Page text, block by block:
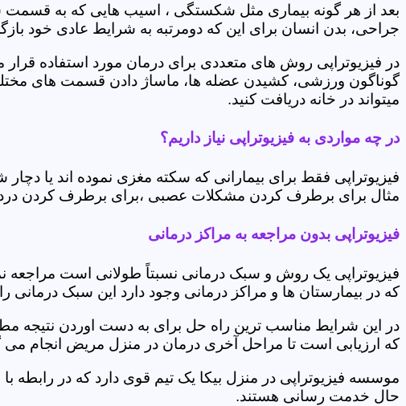
بعد از هر گونه بیماری مثل شکستگی ، اسیب هایی که به
جراحی، بدن انسان برای این که دومرتبه به شرایط عادی خود
در فیزیوتراپی روش های متعددی برای درمان مورد استفاده قرار
گوناگون ورزشی، کشیدن عضله ها، ماساژ دادن قسمت های
میتواند در خانه دریافت کنید.
در چه مواردی به فیزیوتراپی نیاز داریم؟
فیزیوتراپی فقط برای بیمارانی که سکته مغزی نموده اند یا
مثال برای برطرف کردن مشکلات عصبی ،برای برطرف کردن
فیزیوتراپی بدون مراجعه به مراکز درمانی
فیزیوتراپی یک روش و سبک درمانی نسبتاً طولانی است
که در بیمارستان ها و مراکز درمانی وجود دارد این سبک
در این شرایط مناسب ترین راه حل برای به دست اوردن نتیجه
که ارزیابی است تا مراحل آخری درمان در منزل مریض انجام می
موسسه فیزیوتراپی در منزل بیکا یک تیم قوی دارد که در رابطه
حال خدمت رسانی هستند.